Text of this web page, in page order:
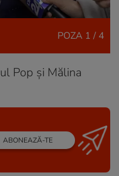
POZA 1 / 4
Pop și Mălina
ABONEAZĂ-TE